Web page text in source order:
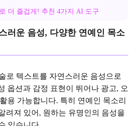
더 즐겁게! 추천 4가지 AI 도구
러운 음성, 다양한 연예인 목소
로 텍스트를 자연스러운 음성으로
옵션과 감정 표현이 뛰어나 광고, 오
용 가능합니다. 특히 연예인 목소리
려져 있어, 원하는 유명인의 음성을